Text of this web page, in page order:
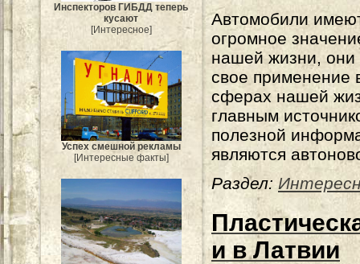
Инспекторов ГИБДД теперь
кусают
[Интересное]
Успех смешной рекламы
[Интересные факты]
Автомобили
огромное
нашей жизни,
свое применение
сферах нашей
главным
полезной
являются
Раздел:
и в Латвии